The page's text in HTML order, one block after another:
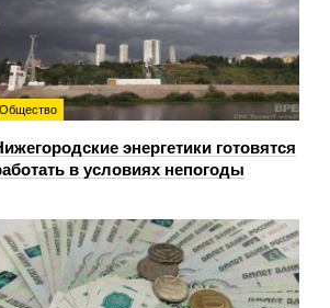
Общество
энергетики готовятся
в условиях непогоды